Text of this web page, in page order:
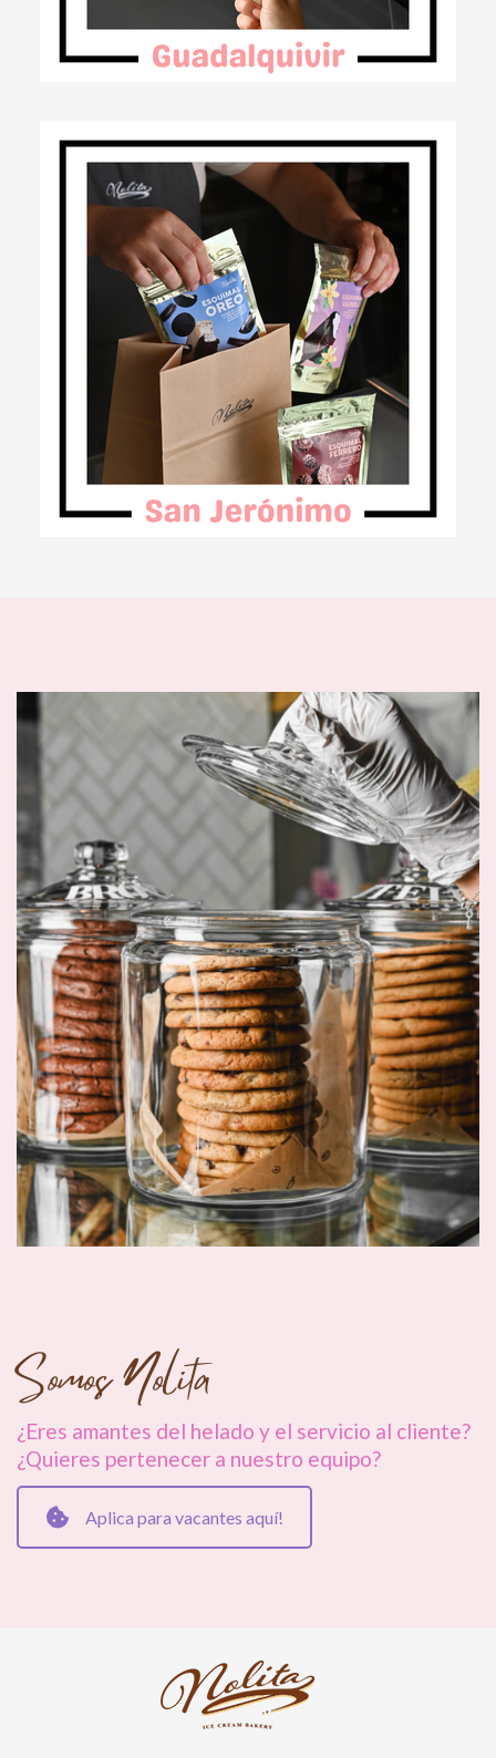
Somos Nolita
¿Eres amantes del helado y el servicio al cliente?
¿Quieres pertenecer a nuestro equipo?
Aplica para vacantes aquí!